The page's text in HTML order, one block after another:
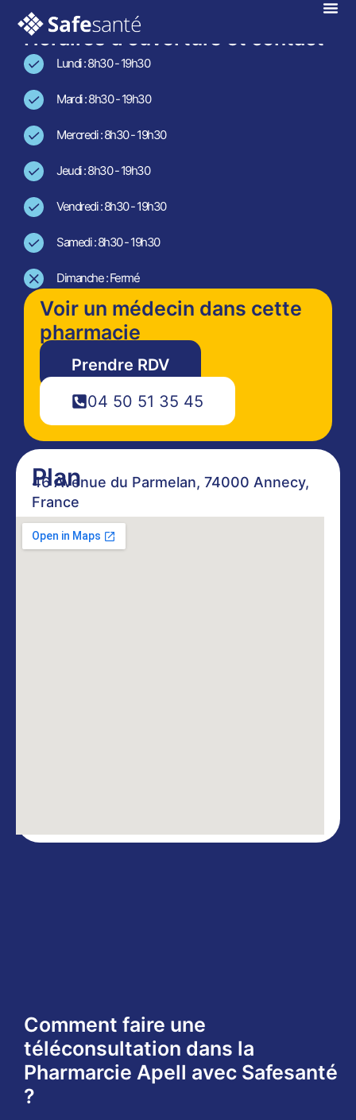
Plan
46 Avenue du Parmelan, 74000 Annecy,
France
Horaires d'ouverture et contact
Lundi : 8h30 - 19h30
Mardi : 8h30 - 19h30
Mercredi : 8h30 - 19h30
Jeudi : 8h30 - 19h30
Vendredi : 8h30 - 19h30
Samedi : 8h30 - 19h30
Dimanche : Fermé
Voir un médecin dans cette
pharmacie
Prendre RDV
04 50 51 35 45
Comment faire une
téléconsultation dans la
Pharmarcie Apell avec Safesanté
?